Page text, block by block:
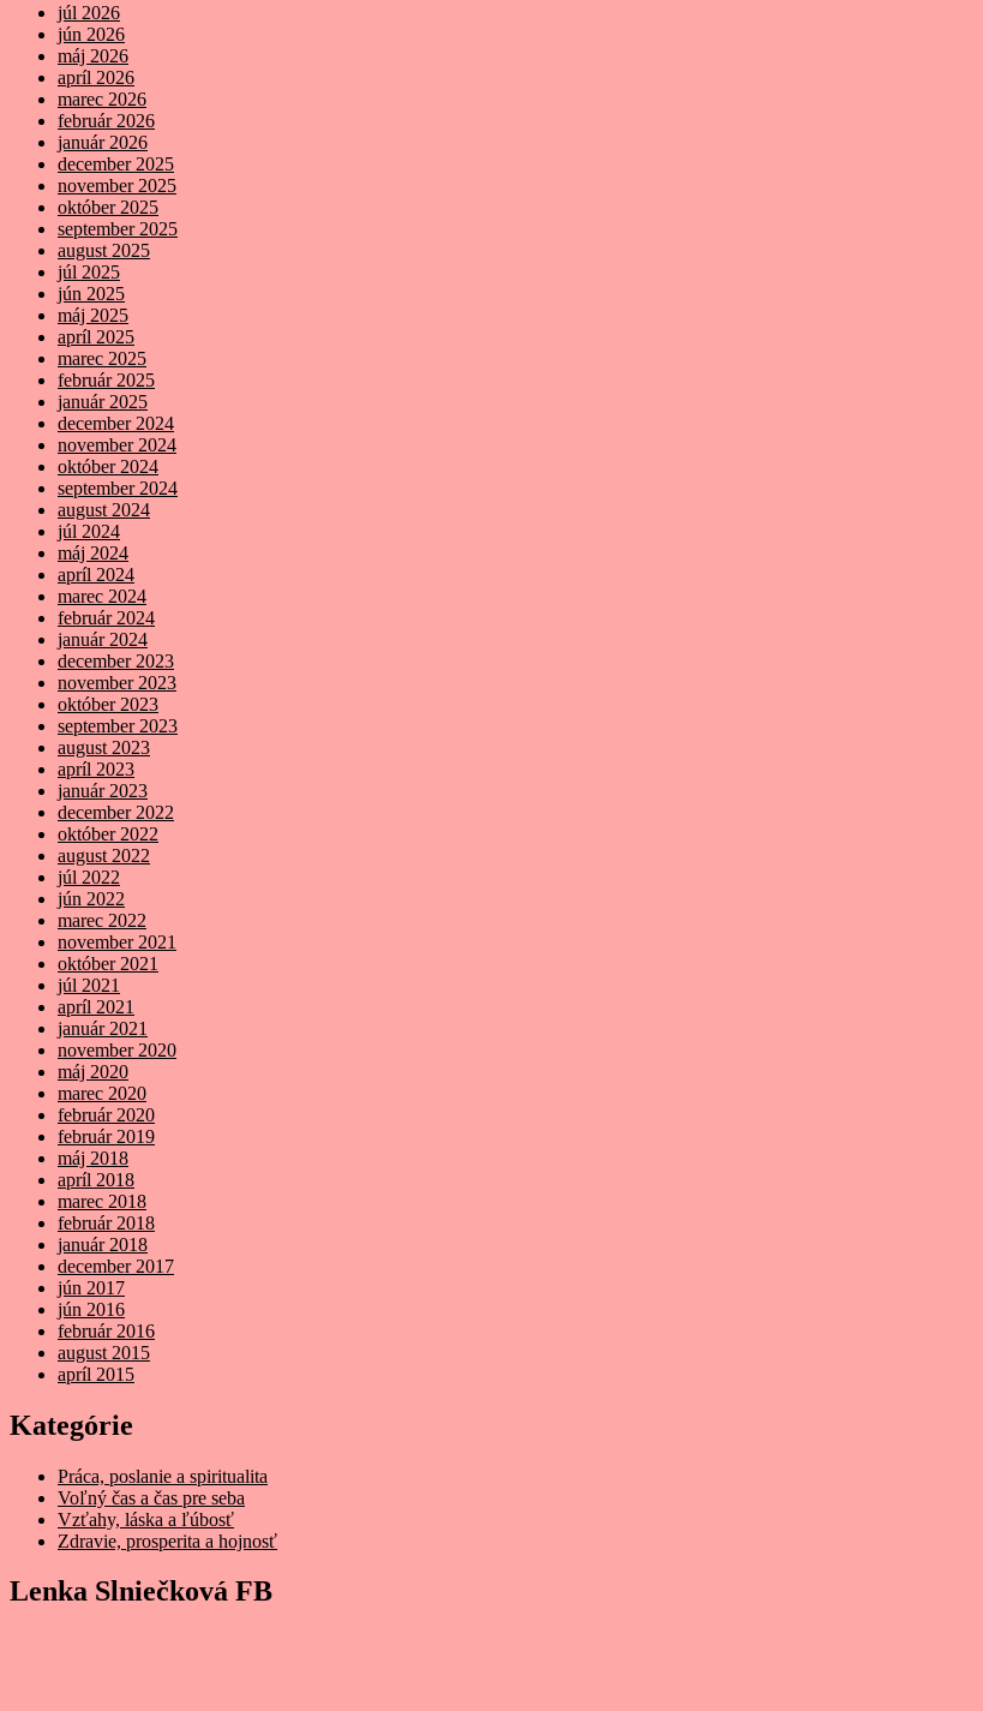
júl 2026
jún 2026
máj 2026
apríl 2026
marec 2026
február 2026
január 2026
december 2025
november 2025
október 2025
september 2025
august 2025
júl 2025
jún 2025
máj 2025
apríl 2025
marec 2025
február 2025
január 2025
december 2024
november 2024
október 2024
september 2024
august 2024
júl 2024
máj 2024
apríl 2024
marec 2024
február 2024
január 2024
december 2023
november 2023
október 2023
september 2023
august 2023
apríl 2023
január 2023
december 2022
október 2022
august 2022
júl 2022
jún 2022
marec 2022
november 2021
október 2021
júl 2021
apríl 2021
január 2021
november 2020
máj 2020
marec 2020
február 2020
február 2019
máj 2018
apríl 2018
marec 2018
február 2018
január 2018
december 2017
jún 2017
jún 2016
február 2016
august 2015
apríl 2015
Kategórie
Práca, poslanie a spiritualita
Voľný čas a čas pre seba
Vzťahy, láska a ľúbosť
Zdravie, prosperita a hojnosť
Lenka Slniečková FB